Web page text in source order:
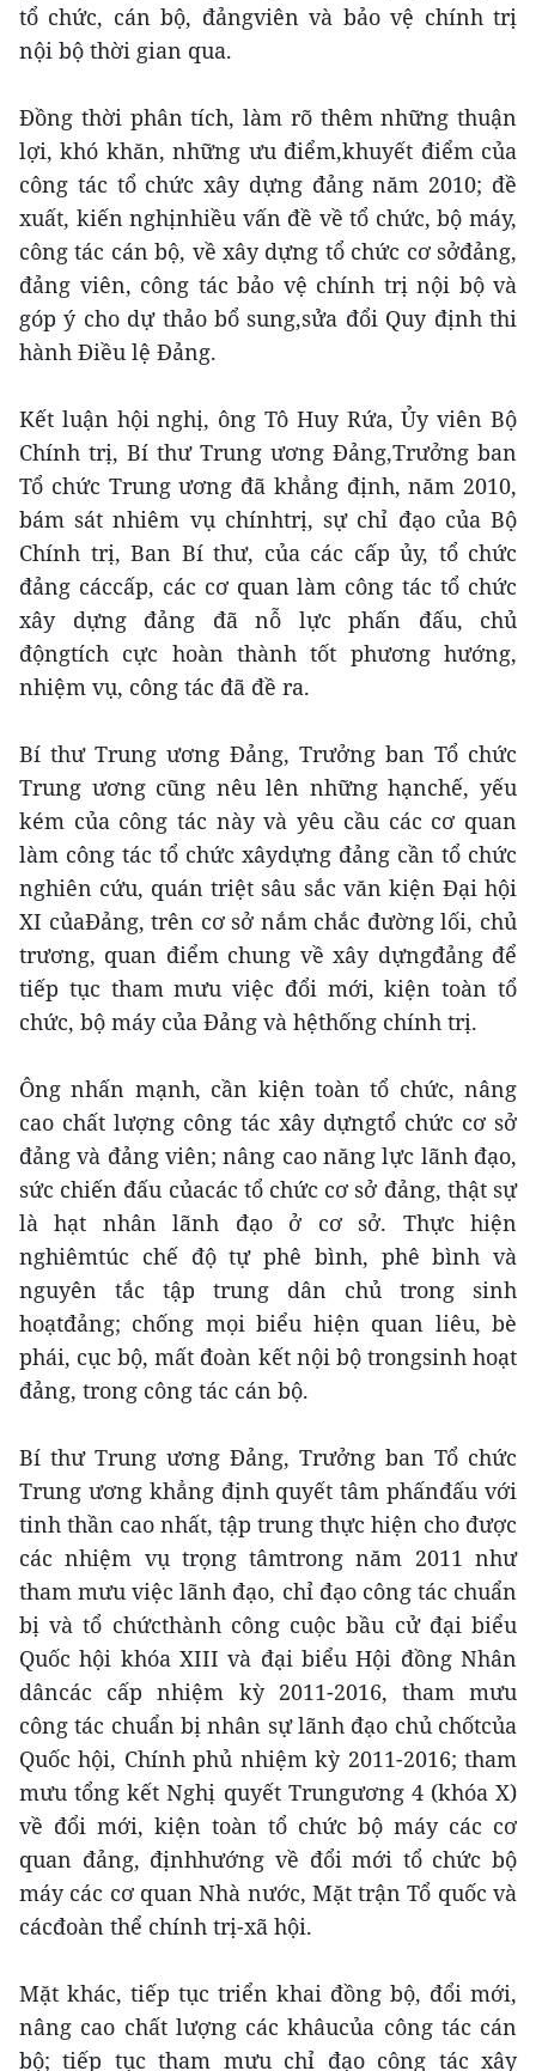
tổ chức, cán bộ, đảngviên và bảo vệ chính trị
nội bộ thời gian qua.
Đồng thời phân tích, làm rõ thêm những thuận
lợi, khó khăn, những ưu điểm,khuyết điểm của
công tác tổ chức xây dựng đảng năm 2010; đề
xuất, kiến nghịnhiều vấn đề về tổ chức, bộ máy,
công tác cán bộ, về xây dựng tổ chức cơ sởđảng,
đảng viên, công tác bảo vệ chính trị nội bộ và
góp ý cho dự thảo bổ sung,sửa đổi Quy định thi
hành Điều lệ Đảng.
Kết luận hội nghị, ông Tô Huy Rứa, Ủy viên Bộ
Chính trị, Bí thư Trung ương Đảng,Trưởng ban
Tổ chức Trung ương đã khẳng định, năm 2010,
bám sát nhiêm vụ chínhtrị, sự chỉ đạo của Bộ
Chính trị, Ban Bí thư, của các cấp ủy, tổ chức
đảng cáccấp, các cơ quan làm công tác tổ chức
xây dựng đảng đã nỗ lực phấn đấu, chủ
độngtích cực hoàn thành tốt phương hướng,
nhiệm vụ, công tác đã đề ra.
Bí thư Trung ương Đảng, Trưởng ban Tổ chức
Trung ương cũng nêu lên những hạnchế, yếu
kém của công tác này và yêu cầu các cơ quan
làm công tác tổ chức xâydựng đảng cần tổ chức
nghiên cứu, quán triệt sâu sắc văn kiện Đại hội
XI củaĐảng, trên cơ sở nắm chắc đường lối, chủ
trương, quan điểm chung về xây dựngđảng để
tiếp tục tham mưu việc đổi mới, kiện toàn tổ
chức, bộ máy của Đảng và hệthống chính trị.
Ông nhấn mạnh, cần kiện toàn tổ chức, nâng
cao chất lượng công tác xây dựngtổ chức cơ sở
đảng và đảng viên; nâng cao năng lực lãnh đạo,
sức chiến đấu củacác tổ chức cơ sở đảng, thật sự
là hạt nhân lãnh đạo ở cơ sở. Thực hiện
nghiêmtúc chế độ tự phê bình, phê bình và
nguyên tắc tập trung dân chủ trong sinh
hoạtđảng; chống mọi biểu hiện quan liêu, bè
phái, cục bộ, mất đoàn kết nội bộ trongsinh hoạt
đảng, trong công tác cán bộ.
Bí thư Trung ương Đảng, Trưởng ban Tổ chức
Trung ương khẳng định quyết tâm phấnđấu với
tinh thần cao nhất, tập trung thực hiện cho được
các nhiệm vụ trọng tâmtrong năm 2011 như
tham mưu việc lãnh đạo, chỉ đạo công tác chuẩn
bị và tổ chứcthành công cuộc bầu cử đại biểu
Quốc hội khóa XIII và đại biểu Hội đồng Nhân
dâncác cấp nhiệm kỳ 2011-2016, tham mưu
công tác chuẩn bị nhân sự lãnh đạo chủ chốtcủa
Quốc hội, Chính phủ nhiệm kỳ 2011-2016; tham
mưu tổng kết Nghị quyết Trungương 4 (khóa X)
về đổi mới, kiện toàn tổ chức bộ máy các cơ
quan đảng, địnhhướng về đổi mới tổ chức bộ
máy các cơ quan Nhà nước, Mặt trận Tổ quốc và
cácđoàn thể chính trị-xã hội.
Mặt khác, tiếp tục triển khai đồng bộ, đổi mới,
nâng cao chất lượng các khâucủa công tác cán
bộ; tiếp tục tham mưu chỉ đạo công tác xây